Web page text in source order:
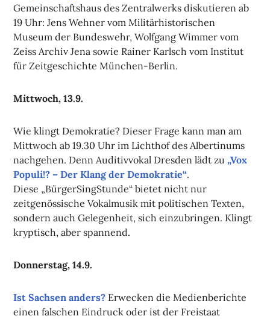
Gemeinschaftshaus des Zentralwerks diskutieren ab
19 Uhr: Jens Wehner vom Militärhistorischen
Museum der Bundeswehr, Wolfgang Wimmer vom
Zeiss Archiv Jena sowie Rainer Karlsch vom Institut
für Zeitgeschichte München-Berlin.
Mittwoch, 13.9.
Wie klingt Demokratie? Dieser Frage kann man am
Mittwoch ab 19.30 Uhr im Lichthof des Albertinums
nachgehen. Denn Auditivvokal Dresden lädt zu„Vox
Populi!? – Der Klang der Demokratie“.
Diese „BürgerSingStunde“ bietet nicht nur
zeitgenössische Vokalmusik mit politischen Texten,
sondern auch Gelegenheit, sich einzubringen. Klingt
kryptisch, aber spannend.
Donnerstag, 14.9.
Ist Sachsen anders? Erwecken die Medienberichte
einen falschen Eindruck oder ist der Freistaat